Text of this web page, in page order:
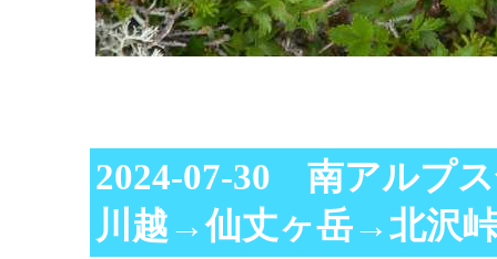
2024-07-30 南アルプ
川越→仙丈ヶ岳→北沢